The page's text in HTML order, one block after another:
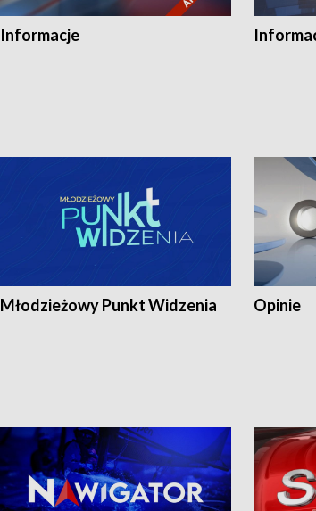
Informacje
Młodzieżowy Punkt Widzenia Opinie